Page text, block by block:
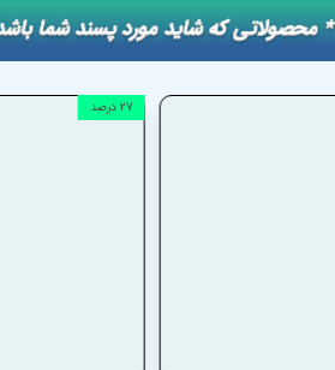
۲۷ درصد
​​* محصولاتی که شاید مورد پسند شما